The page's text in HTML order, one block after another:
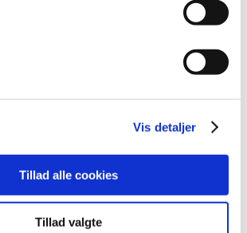
Vis detaljer
Tillad alle cookies
Tillad valgte